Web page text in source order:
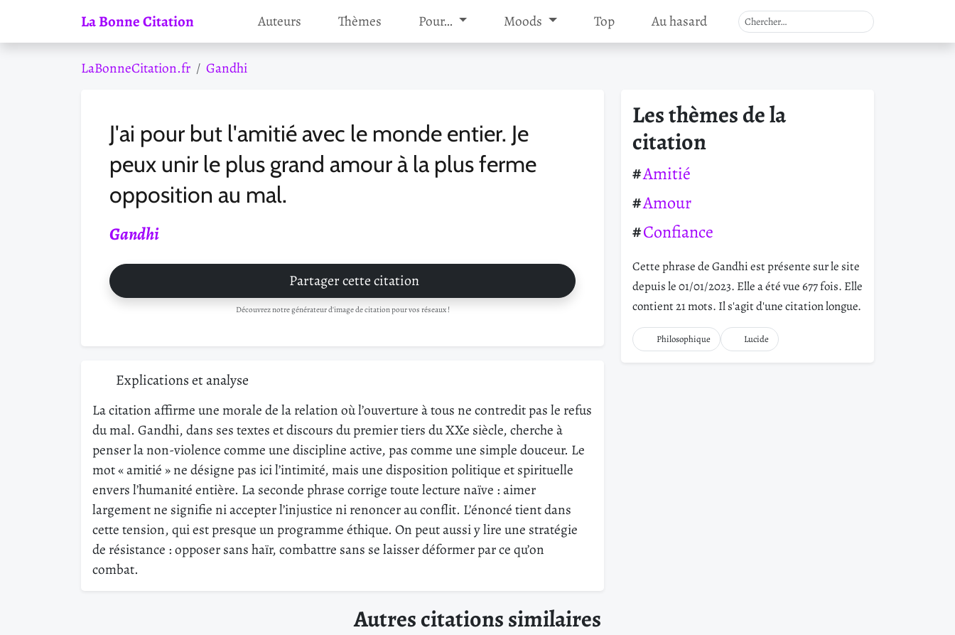
La Bonne Citation Auteurs Thèmes Pour… Moods Top Au hasard
LaBonneCitation.fr Gandhi
J'ai pour but l'amitié avec le monde entier. Je
peux unir le plus grand amour à la plus ferme
opposition au mal.
Gandhi
Partager cette citation
Découvrez notre générateur d'image de citation pour vos réseaux !
Explications et analyse
La citation affirme une morale de la relation où l’ouverture à tous ne contredit pas le refus
du mal. Gandhi, dans ses textes et discours du premier tiers du XXe siècle, cherche à
penser la non-violence comme une discipline active, pas comme une simple douceur. Le
mot « amitié » ne désigne pas ici l’intimité, mais une disposition politique et spirituelle
envers l’humanité entière. La seconde phrase corrige toute lecture naïve : aimer
largement ne signifie ni accepter l’injustice ni renoncer au conflit. L’énoncé tient dans
cette tension, qui est presque un programme éthique. On peut aussi y lire une stratégie
de résistance : opposer sans haïr, combattre sans se laisser déformer par ce qu’on
combat.
Les thèmes de la
citation
Amitié
Amour
Confiance
Cette phrase de Gandhi est présente sur le site
depuis le 01/01/2023. Elle a été vue 677 fois. Elle
contient 21 mots. Il s'agit d'une citation longue.
Philosophique Lucide
Autres citations similaires